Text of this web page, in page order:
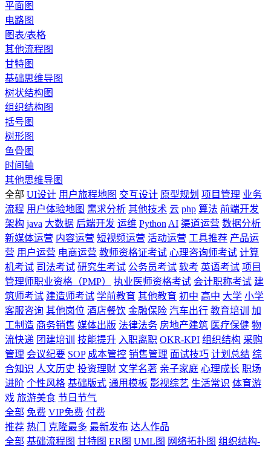
平面图
电路图
图表/表格
其他流程图
甘特图
基础思维导图
树状结构图
组织结构图
括号图
树形图
鱼骨图
时间轴
其他思维导图
全部 UI设计 用户旅程地图 交互设计 原型规划 项目管理 业务
流程 用户体验地图 需求分析 其他技术 云 php 算法 前端开发
架构 java 大数据 后端开发 运维 Python AI 渠道运营 数据分析
新媒体运营 内容运营 短视频运营 活动运营 工具推荐 产品运
营 用户运营 电商运营 教师资格证考试 心理咨询师考试 计算
机考试 司法考试 研究生考试 公务员考试 软考 英语考试 项目
管理师职业资格（PMP）
执业医师资格考试 会计职称考试 建
筑师考试 建造师考试 学前教育 其他教育 初中 高中 大学 小学
客服咨询 其他岗位 酒店餐饮 金融保险 汽车出行 教育培训
加
工制造 商务销售 媒体出版 法律法务 房地产建筑 医疗保健 物
流快递 团建培训 技能提升 入职离职 OKR-KPI 组织结构 采购
管理 会议纪要 SOP 成本管控 销售管理 面试技巧 计划总结 综
合知识 人文历史 投资理财 文学名著 亲子家庭 心理成长 职场
进阶 个性风格 基础版式 通用模板 影视综艺 生活常识 体育游
戏 旅游美食 节日节气
全部 免费 VIP免费 付费
推荐 热门 克隆最多 最新发布 达人作品
全部 基础流程图 甘特图 ER图 UML图 网络拓扑图 组织结构-